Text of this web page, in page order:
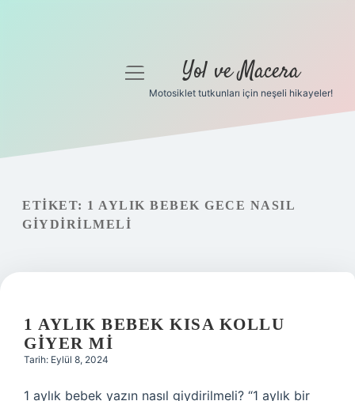
Gizlilik Politikası
Hakkımızda
menüyü
Yol ve Macera
Motosiklet tutkunları için neşeli hikayeler!
ETIKET: 1 AYLIK BEBEK GECE NASIL
GIYDIRILMELI
1 AYLIK BEBEK KISA KOLLU
GIYER MI
Tarih: Eylül 8, 2024
1 aylık bebek yazın nasıl giydirilmeli? “1 aylık bir